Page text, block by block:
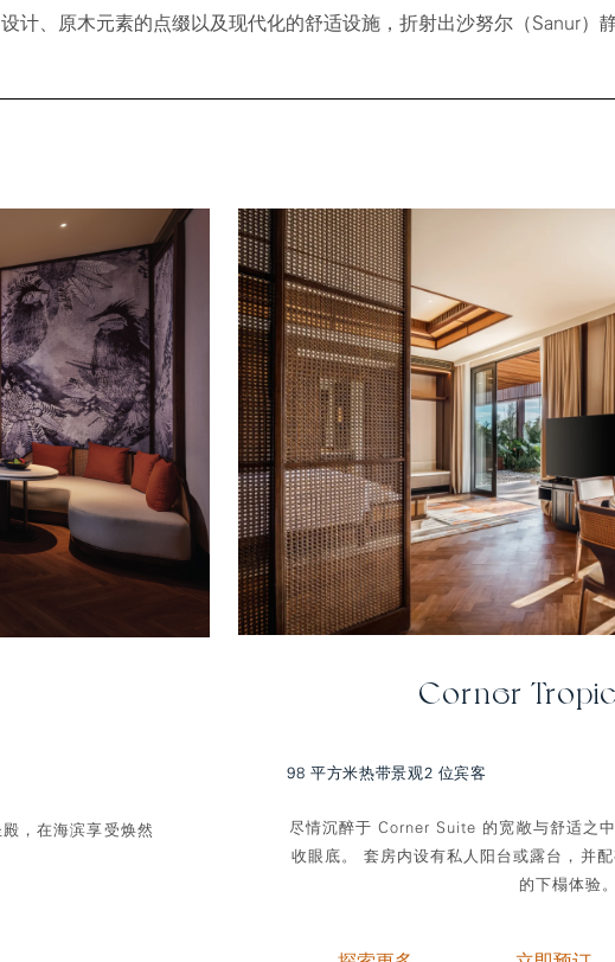
计、原木元素的点缀以及现代化的舒适设施，折射出沙努尔（Sanur）静
，在海滨享受焕然
Corner
98 平方米热带景观2 位宾客
尽情沉醉于 Corner Suite 的宽敞与舒适之
收眼底。 套房内设有私人阳台或露台，并
的下榻体验。